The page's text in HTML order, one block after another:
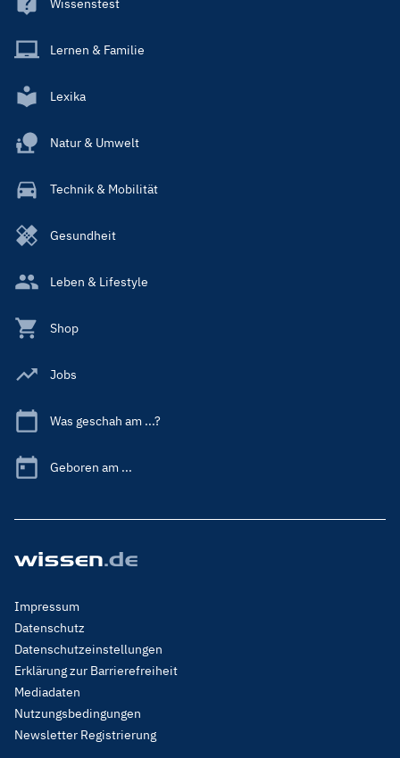
Lernen & Familie
Lexika
Natur & Umwelt
Technik & Mobilität
Gesundheit
Leben & Lifestyle
Shop
Jobs
Was geschah am ...?
Geboren am ...
Footer
Menu
Legal
Impressum
Datenschutz
Datenschutzeinstellungen
Erklärung zur Barrierefreiheit
Mediadaten
Nutzungsbedingungen
Newsletter Registrierung